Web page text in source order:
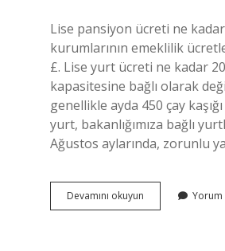
Lise pansiyon ücreti ne
kurumlarının emeklilik
£. Lise yurt ücreti ne kadar
kapasitesine bağlı olarak
genellikle ayda 450 çay
yurt, bakanlığımıza bağlı
Ağustos aylarında, zorunlu
Devamını okuyun
Yurt
Yorum